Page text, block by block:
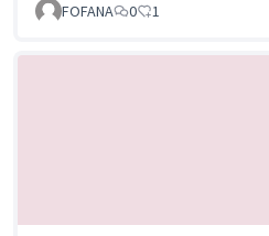
FOFANA
0 1